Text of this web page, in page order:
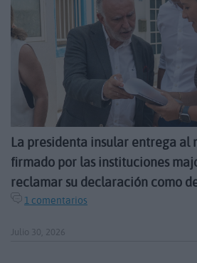
La presidenta insular entrega al
firmado por las instituciones
reclamar su declaración como
1 comentarios
Julio 30, 2026